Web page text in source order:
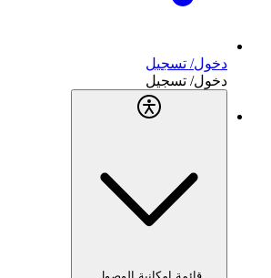
دخول/ تسجيل
دخول/ تسجيل